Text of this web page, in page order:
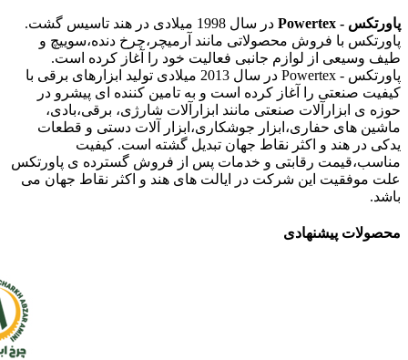
پاورتکس - Powertex
در سال 1998 میلادی در هند تاسیس گشت.
پاورتکس با فروش محصولاتی مانند آرمیچر،چرخ دنده،سوییچ و
طیف وسیعی از لوازم جانبی فعالیت خود را آغاز کرده است.
پاورتکس - Powertex در سال 2013 میلادی تولید ابزارهای برقی با
کیفیت صنعتی را آغاز کرده است و به تامین کننده ای پیشرو در
حوزه ی ابزارآلات صنعتی مانند ابزارآلات شارژی، برقی،بادی،
ماشین های حفاری،ابزار جوشکاری،ابزار آلات دستی و قطعات
یدکی در هند و اکثر نقاط جهان تبدیل گشته است. کیفیت
مناسب،قیمت رقابتی و خدمات پس از فروش گسترده ی پاورتکس
علت موفقیت این شرکت در ایالت های هند و اکثر نقاط جهان می
باشد.
محصولات پیشنهادی